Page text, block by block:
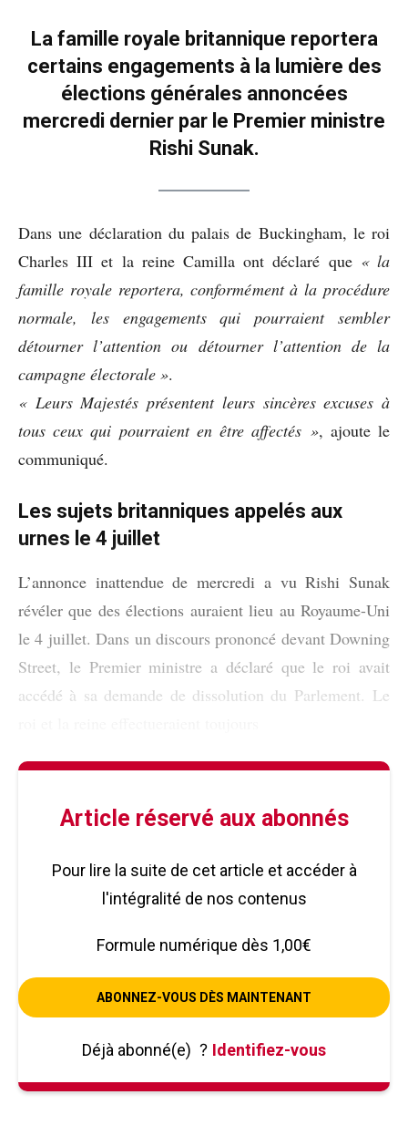
La famille royale britannique reportera
certains engagements à la lumière des
élections générales annoncées
mercredi dernier par le Premier ministre
Rishi Sunak.
Dans une déclaration du palais de Buckingham, le roi
Charles III et la reine Camilla ont déclaré que « la
famille royale reportera, conformément à la procédure
normale, les engagements qui pourraient sembler
détourner l’attention ou détourner l’attention de la
campagne électorale ».
« Leurs Majestés présentent leurs sincères excuses à
tous ceux qui pourraient en être affectés », ajoute le
communiqué.
Les sujets britanniques appelés aux
urnes le 4 juillet
L’annonce inattendue de mercredi a vu Rishi Sunak
révéler que des élections auraient lieu au Royaume-Uni
le 4 juillet. Dans un discours prononcé devant Downing
Street, le Premier ministre a déclaré que le roi avait
accédé à sa demande de dissolution du Parlement. Le
Article réservé aux abonnés
Pour lire la suite de cet article et accéder à
l'intégralité de nos contenus
Formule numérique dès 1,00€
ABONNEZ-VOUS DÈS MAINTENANT
Déjà abonné(e) ? Identifiez-vous